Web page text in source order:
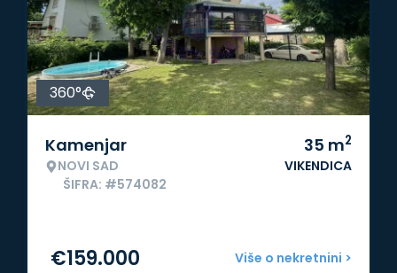
360°
Kamenjar
NOVI SAD
ŠIFRA: #574082
35 m2
VIKENDICA
Više o nekretnini >
€159.000